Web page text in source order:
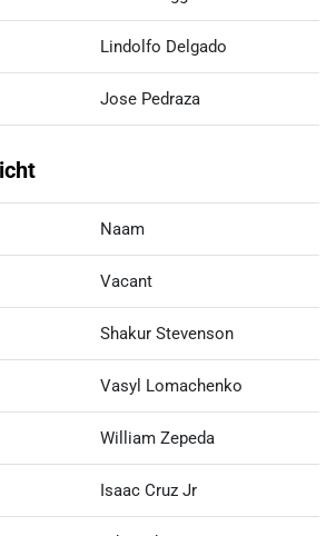
Lindolfo Delgado
Jose Pedraza
Naam
Vacant
Shakur Stevenson
Vasyl Lomachenko
William Zepeda
Isaac Cruz Jr